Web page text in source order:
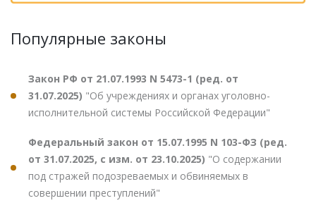
Популярные законы
Закон РФ от 21.07.1993 N 5473-1 (ред. от
31.07.2025) "Об учреждениях и органах уголовно-
исполнительной системы Российской Федерации"
Федеральный закон от 15.07.1995 N 103-ФЗ (ред.
от 31.07.2025, с изм. от 23.10.2025) "О содержании
под стражей подозреваемых и обвиняемых в
совершении преступлений"